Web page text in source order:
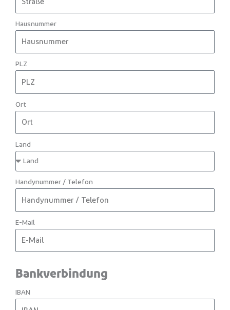
Hausnummer
PLZ
Ort
Land
Handynummer / Telefon
E-Mail
Bankverbindung
IBAN